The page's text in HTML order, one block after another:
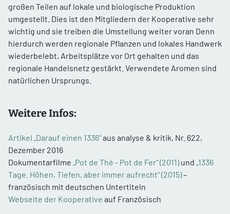
großen Teilen auf lokale und biologische Produktion
umgestellt. Dies ist den Mitgliedern der Kooperative sehr
wichtig und sie treiben die Umstellung weiter voran Denn
hierdurch werden regionale Pflanzen und lokales Handwerk
wiederbelebt, Arbeitsplätze vor Ort gehalten und das
regionale Handelsnetz gestärkt. Verwendete Aromen sind
natürlichen Ursprungs.
Weitere Infos:
Artikel „Darauf einen 1336”aus analyse & kritik, Nr. 622,
Dezember 2016
Dokumentarfilme „Pot de Thé - Pot de Fer“ (2011)und „1336
Tage. Höhen, Tiefen, aber immer aufrecht“ (2015)–
französisch mit deutschen Untertiteln
Webseite der Kooperative auf Französisch